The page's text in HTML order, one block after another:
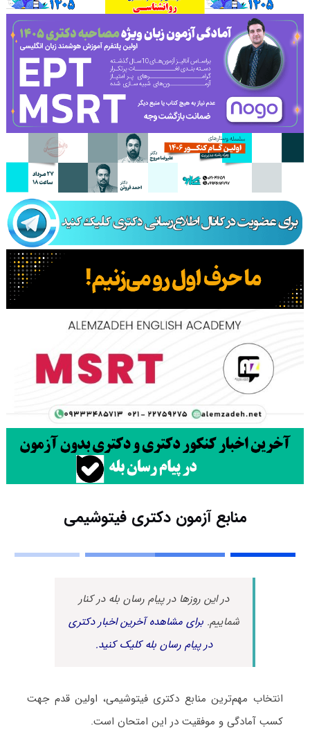
منابع آزمون دکتری فیتوشیمی
در این روزها در پیام رسان بله در کنار
شماییم.برای مشاهده آخرین اخبار دکتری
در پیام رسان بله کلیک کنید.
انتخاب مهم‌ترین منابع دکتری فیتوشیمی، اولین قدم جهت
کسب آمادگی و موفقیت در این امتحان است.